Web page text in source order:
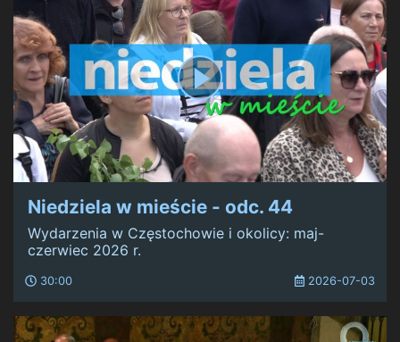
Niedziela w mieście - odc. 44
Wydarzenia w Częstochowie i okolicy: maj-
czerwiec 2026 r.
30:00 2026-07-03